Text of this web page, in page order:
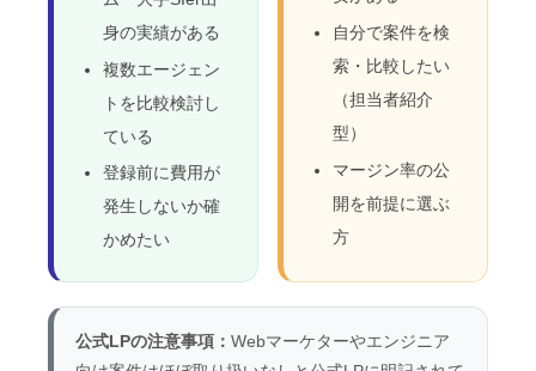
身の実績がある
複数エージェン
トを比較検討し
ている
登録前に費用が
発生しないか確
かめたい
自分で案件を検
索・比較したい
（担当者紹介
型）
マージン率の公
開を前提に選ぶ
方
公式LPの注意事項： Webマーケターやエンジニア